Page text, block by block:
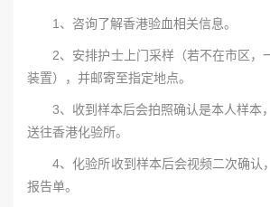
1、咨询了解香港验血相关信息。
2、安排护士上门采样（若不在市区，
装置），并邮寄至指定地点。
3、收到样本后会拍照确认是本人样本
送往香港化验所。
4、化验所收到样本后会视频二次确认
报告单。